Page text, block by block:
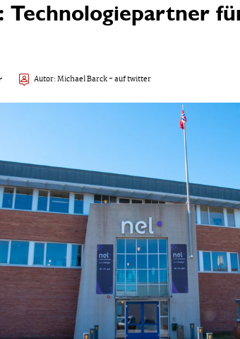
Technologiepartner
Autor:Michael Barck- auf twitter